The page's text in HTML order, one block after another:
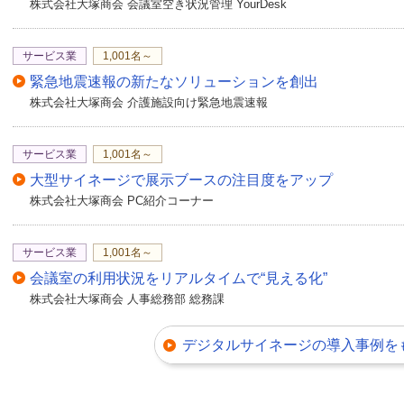
株式会社大塚商会 会議室空き状況管理 YourDesk
サービス業 1,001名～
緊急地震速報の新たなソリューションを創出
株式会社大塚商会 介護施設向け緊急地震速報
サービス業 1,001名～
大型サイネージで展示ブースの注目度をアップ
株式会社大塚商会 PC紹介コーナー
サービス業 1,001名～
会議室の利用状況をリアルタイムで“見える化”
株式会社大塚商会 人事総務部 総務課
デジタルサイネージの導入事例を